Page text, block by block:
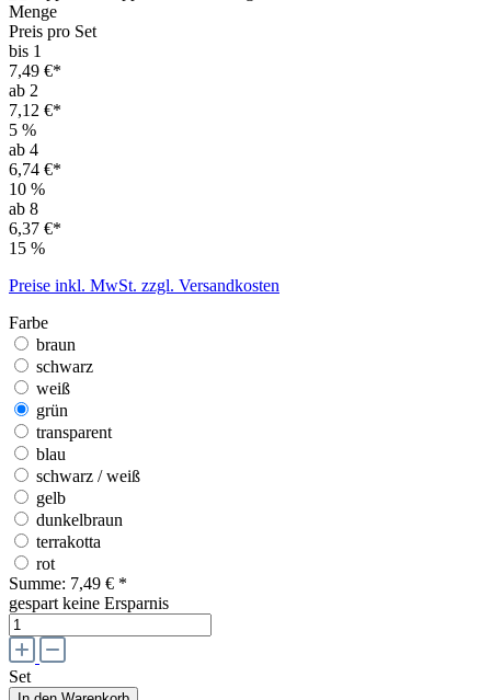
Menge
Preis pro Set
bis 1
7,49 €*
ab 2
7,12 €*
5 %
ab 4
6,74 €*
10 %
ab 8
6,37 €*
15 %
Preise inkl. MwSt. zzgl. Versandkosten
Farbe
braun
schwarz
weiß
grün
transparent
blau
schwarz / weiß
gelb
dunkelbraun
terrakotta
rot
Summe: 7,49 € *
gespart keine Ersparnis
Set